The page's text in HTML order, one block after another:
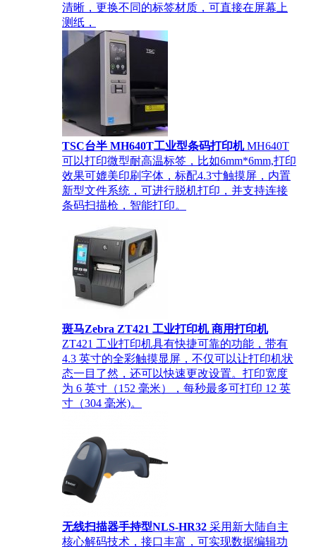
清晰，更换不同的标签材质，可直接在屏幕上
测纸，
TSC台半 MH640T工业型条码打印机 MH640T
可以打印微型耐高温标签，比如6mm*6mm,打印
效果可媲美印刷字体，标配4.3寸触摸屏，内置
新型文件系统，可进行脱机打印，并支持连接
条码扫描枪，智能打印。
斑马Zebra ZT421 工业打印机 商用打印机
ZT421 工业打印机具有快捷可靠的功能，带有
4.3 英寸的全彩触摸显屏，不仅可以让打印机状
态一目了然，还可以快速更改设置。打印宽度
为 6 英寸（152 毫米），每秒最多可打印 12 英
寸（304 毫米)。
无线扫描器手持型NLS-HR32 采用新大陆自主
核心解码技术，接口丰富，可实现数据编辑功